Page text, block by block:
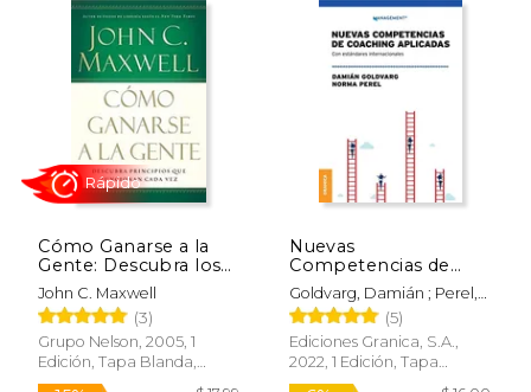
50% 50%
dcto.
Cómo Ganarse a la
Gente: Descubra los
Principios que
Siempre Funcionan
con las Personas
John C. Maxwell
(3)
Grupo Nelson, 2005, 1
Edición, Tapa Blanda,
Nuevo
Rápido
Nuevas
Competencias de
Coaching Aplicadas
Goldvarg, Damián ; Perel,
Norma
(5)
Ediciones Granica, S.A.,
2022, 1 Edición, Tapa
Blanda, Nuevo